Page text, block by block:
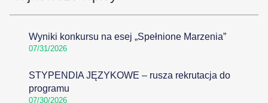
Wyniki konkursu na esej „Spełnione Marzenia”
07/31/2026
STYPENDIA JĘZYKOWE – rusza rekrutacja do
programu
07/30/2026